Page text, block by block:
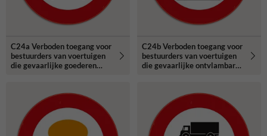
C24a Verboden toegang voor
bestuurders van voertuigen
die gevaarlijke goederen
C24b Verboden toegang voor
bestuurders van voertuigen
die gevaarlijke ontvlambare